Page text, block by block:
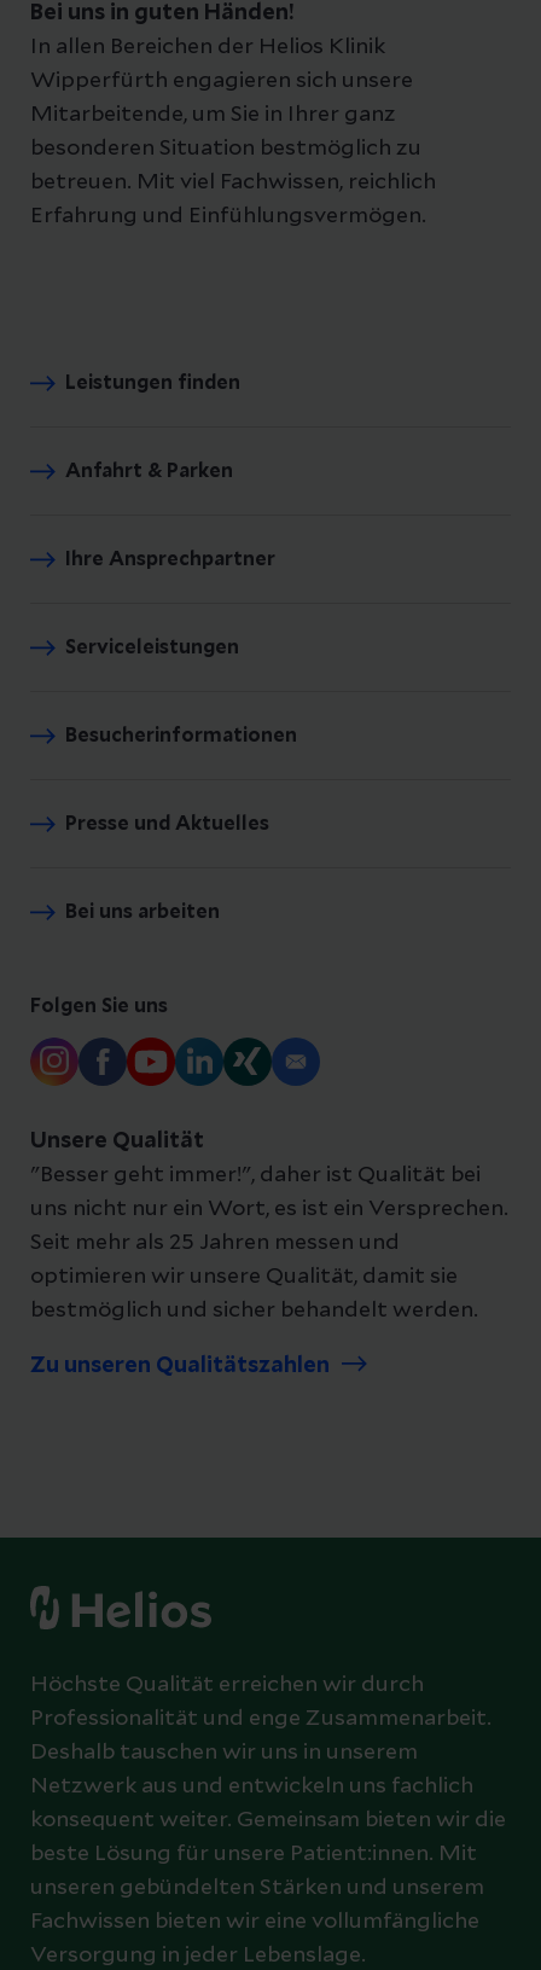
Bei uns in guten Händen!
In allen Bereichen der Helios Klinik
Wipperfürth engagieren sich unsere
Mitarbeitende, um Sie in Ihrer ganz
besonderen Situation bestmöglich zu
betreuen. Mit viel Fachwissen, reichlich
Erfahrung und Einfühlungsvermögen.
Leistungen finden
Anfahrt & Parken
Ihre Ansprechpartner
Serviceleistungen
Besucherinformationen
Presse und Aktuelles
Bei uns arbeiten
Folgen Sie uns
Unsere Qualität
"Besser geht immer!", daher ist Qualität bei
uns nicht nur ein Wort, es ist ein Versprechen.
Seit mehr als 25 Jahren messen und
optimieren wir unsere Qualität, damit sie
bestmöglich und sicher behandelt werden.
Zu unseren Qualitätszahlen
Höchste Qualität erreichen wir durch
Professionalität und enge Zusammenarbeit.
Deshalb tauschen wir uns in unserem
Netzwerk aus und entwickeln uns fachlich
konsequent weiter. Gemeinsam bieten wir die
beste Lösung für unsere Patient:innen. Mit
unseren gebündelten Stärken und unserem
Fachwissen bieten wir eine vollumfängliche
Versorgung in jeder Lebenslage.